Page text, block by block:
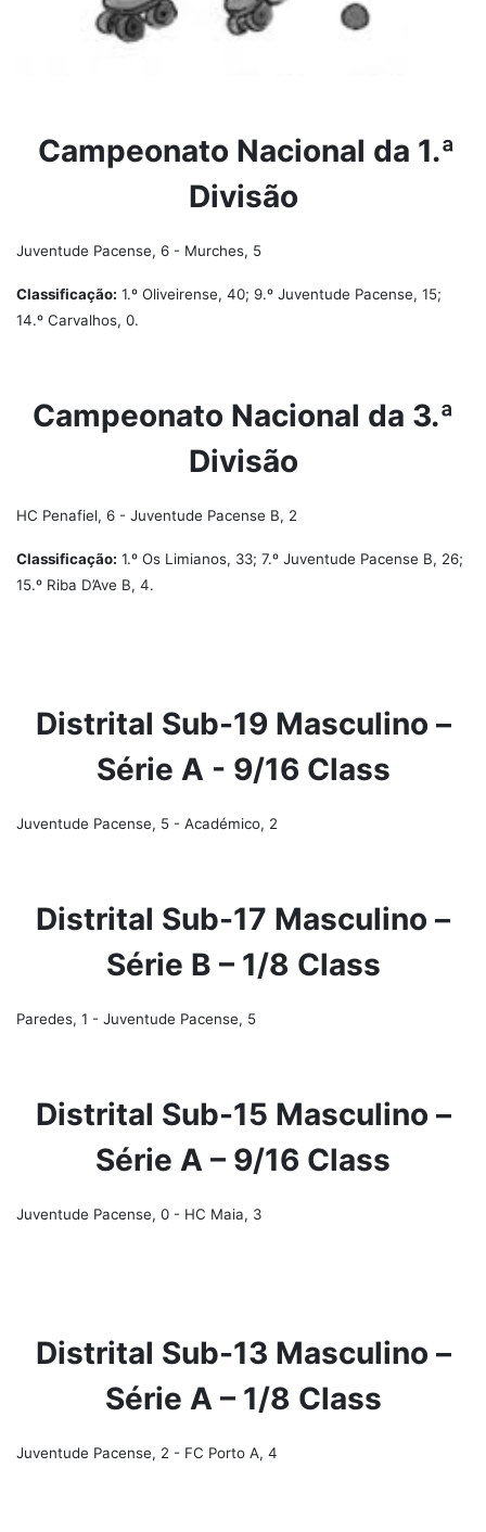
Campeonato Nacional da 1.ª
Divisão
Juventude Pacense, 6 - Murches, 5
Classificação: 1.º Oliveirense, 40; 9.º Juventude Pacense, 15;
14.º Carvalhos, 0.
Campeonato Nacional da 3.ª
Divisão
HC Penafiel, 6 - Juventude Pacense B, 2
Classificação: 1.º Os Limianos, 33; 7.º Juventude Pacense B, 26;
15.º Riba D’Ave B, 4.
Distrital Sub-19 Masculino –
Série A - 9/16 Class
Juventude Pacense, 5 - Académico, 2
Distrital Sub-17 Masculino –
Série B – 1/8 Class
Paredes, 1 - Juventude Pacense, 5
Distrital Sub-15 Masculino –
Série A – 9/16 Class
Juventude Pacense, 0 - HC Maia, 3
Distrital Sub-13 Masculino –
Série A – 1/8 Class
Juventude Pacense, 2 - FC Porto A, 4